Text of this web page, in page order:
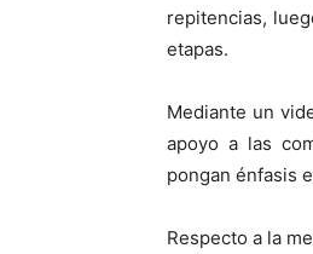
repitencias,
etapas.
Mediante un
apoyo a las
pongan énfasis
Respecto a la